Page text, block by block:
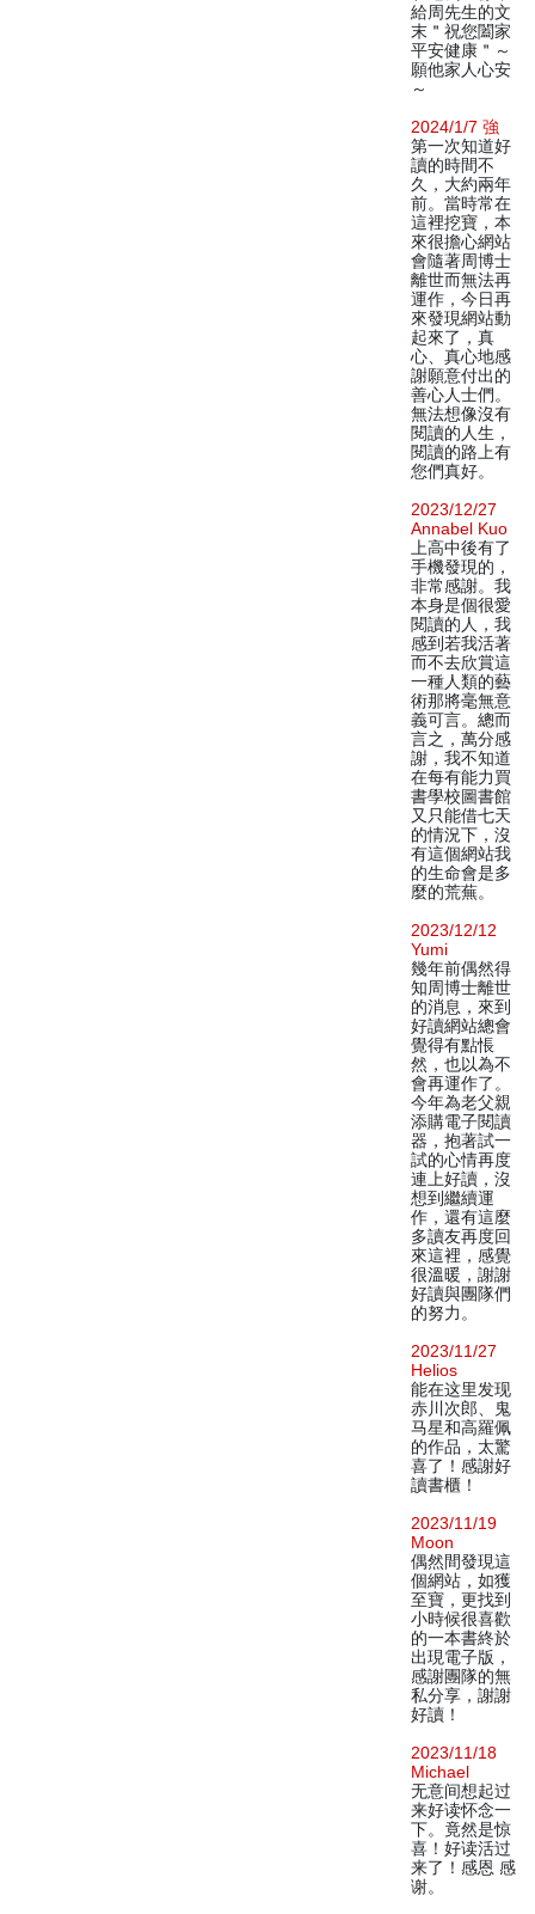
給周先生的文
末＂祝您闔家
平安健康＂～
願他家人心安
～
2024/1/7 強
第一次知道好
讀的時間不
久，大約兩年
前。當時常在
這裡挖寶，本
來很擔心網站
會隨著周博士
離世而無法再
運作，今日再
來發現網站動
起來了，真
心、真心地感
謝願意付出的
善心人士們。
無法想像沒有
閱讀的人生，
閱讀的路上有
您們真好。
2023/12/27
Annabel Kuo
上高中後有了
手機發現的，
非常感謝。我
本身是個很愛
閱讀的人，我
感到若我活著
而不去欣賞這
一種人類的藝
術那將毫無意
義可言。總而
言之，萬分感
謝，我不知道
在每有能力買
書學校圖書館
又只能借七天
的情況下，沒
有這個網站我
的生命會是多
麼的荒蕪。
2023/12/12
Yumi
幾年前偶然得
知周博士離世
的消息，來到
好讀網站總會
覺得有點悵
然，也以為不
會再運作了。
今年為老父親
添購電子閱讀
器，抱著試一
試的心情再度
連上好讀，沒
想到繼續運
作，還有這麼
多讀友再度回
來這裡，感覺
很溫暖，謝謝
好讀與團隊們
的努力。
2023/11/27
Helios
能在这里发现
赤川次郎、鬼
马星和高羅佩
的作品，太驚
喜了！感謝好
讀書櫃！
2023/11/19
Moon
偶然間發現這
個網站，如獲
至寶，更找到
小時候很喜歡
的一本書終於
出現電子版，
感謝團隊的無
私分享，謝謝
好讀！
2023/11/18
Michael
无意间想起过
来好读怀念一
下。竟然是惊
喜！好读活过
来了！感恩 感
谢。